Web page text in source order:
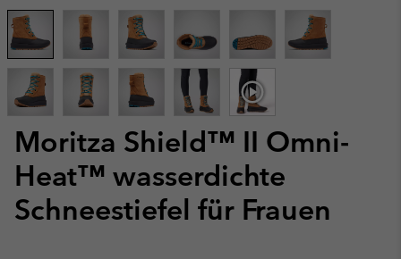
Moritza Shield™ II Omni-
Heat™ wasserdichte
Schneestiefel für Frauen